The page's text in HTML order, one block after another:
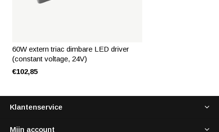
60W extern triac dimbare LED driver
(constant voltage, 24V)
€102,85
Klantenservice
Mijn account